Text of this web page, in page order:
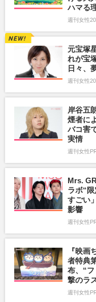
ハマる
週刊女性
元宝塚
れが宝
日々、
週刊女性
岸谷五
煙者に
バコ害
実情
週刊女性
Mrs.
ラボ“
すごい
影響
週刊女性
『映画
者特典
布、“
撃のラ
週刊女性